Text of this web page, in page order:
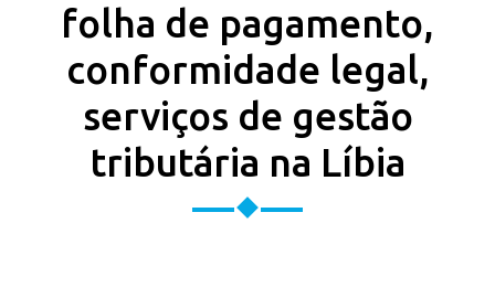
folha de pagamento,
conformidade legal,
serviços de gestão
tributária na Líbia